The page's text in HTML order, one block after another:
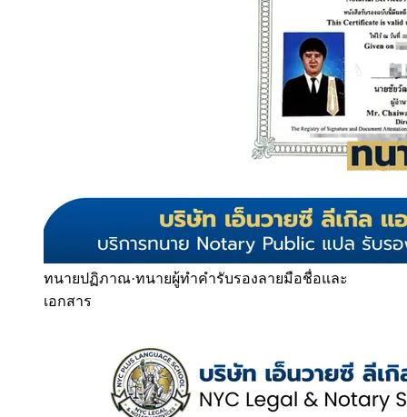
ทนายปฏิภาณ·ทนายผู้ทำคำรับรองลายมือชื่อและ
เอกสาร